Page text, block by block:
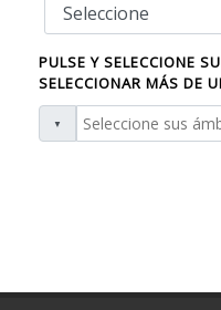
PULSE Y SELECCIONE
SELECCIONAR MÁS DE